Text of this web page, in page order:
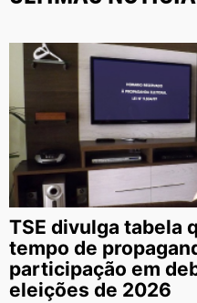
TSE divulga tabela
tempo de
participação em
eleições de 2026